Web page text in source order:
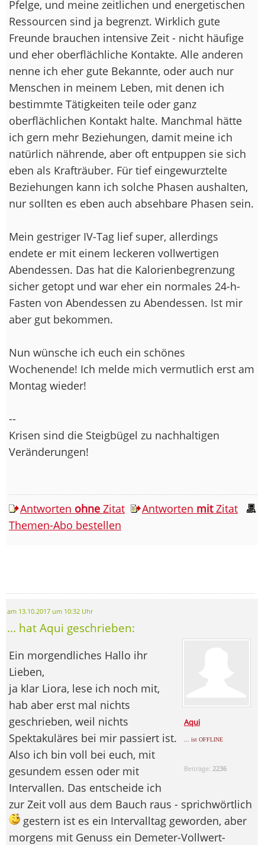
Pfelge, und meine zeitlichen und energetischen
Ressourcen sind ja begrenzt. Wirklich gute
Freunde brauchen intensive Zeit - nicht häufige
und eher oberflächliche Kontakte. Alle anderen
nenne ich eher gute Bekannte, oder auch nur
Menschen in meinem Leben, mit denen ich
bestimmte Tätigkeiten teile oder ganz
oberflächlichen Kontakt halte. Manchmal hätte
ich gern mehr Beziehungen, damit meine ich
natürlich nährende, aber oft entpuppen sie sich
eben als Krafträuber. Für tief eingewurztelte
Beziehungen kann ich solche Phasen aushalten,
nur sollten es eben auch absehbare Phasen sein.
Mein gestriger IV-Tag lief super, allerdings
endete er mit einem leckeren vollwertigen
Abendessen. Das hat die Kalorienbegrenzung
sicher getopt und war eher ein normales 24-h-
Fasten von Abendessen zu Abendessen. Ist mir
aber gut bekommen.
Nun wünsche ich euch ein schönes
Wochenende! Ich melde mich vermutlich erst am
Montag wieder!
--
Krisen sind die Steigbügel zu nachhaltigen
Veränderungen!
Antworten ohne Zitat Antworten mitZitat
Themen-Abo bestellen
am 13.10.2017 um 10:32 Uhr
... hat Aqui geschrieben:
Aqui
... ist OFFLINE
Beiträge: 2236
Ein morgendliches Hallo ihr
Lieben,
ja klar Liora, lese ich noch mit,
hab aber erst mal nichts
geschrieben, weil nichts
Spektakuläres bei mir passiert ist.
Also ich bin voll bei euch, mit
gesundem essen oder mit
Intervallen. Das entscheide ich
zur Zeit voll aus dem Bauch raus - sprichwörtlich
gestern ist es ein Intervalltag geworden, aber
morgens mit Genuss ein Demeter-Vollwert-